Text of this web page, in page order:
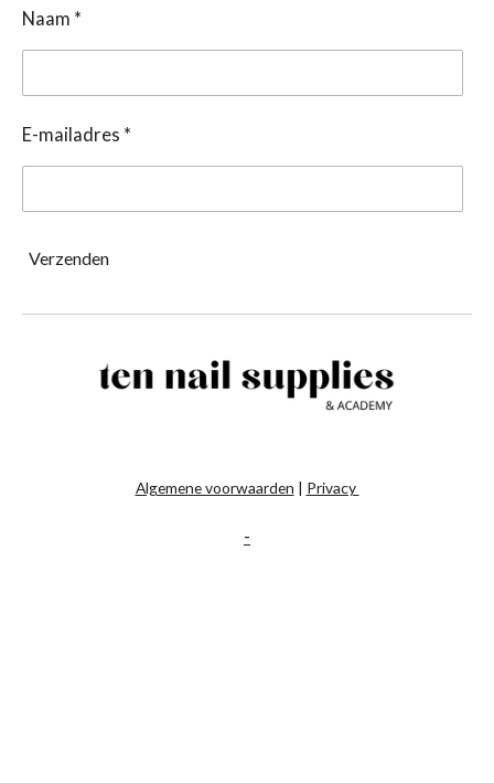
Naam *
E-mailadres *
Verzenden
Algemene voorwaarden | Privacy
-